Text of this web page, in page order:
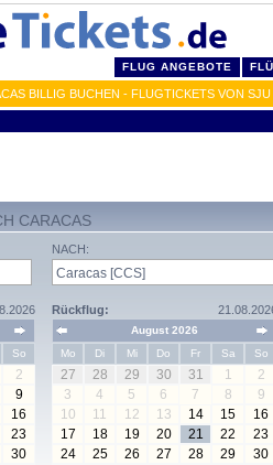
FLUG ANGEBOTE
BILLIG BUCHEN - FLUGTICKETS VON
CARACAS
So
2
9
16
23
30
NACH:
Rückflug:
August 2026
Mo
Di Mi Do Fr Sa So
27 28 29 30 31 1
2
3
4 5 6 7 8
9
10
11 12 13 14 15
16
17
18 19 20 21 22
23
24
25 26 27 28 29
30